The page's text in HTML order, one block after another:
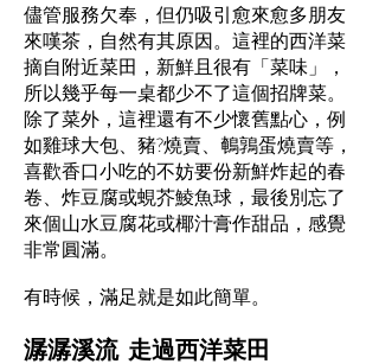
儘管服務欠奉，但仍吸引愈來愈多朋友
來嘆茶，自然有其原因。這裡的西洋菜
摘自附近菜田，新鮮且很有「菜味」，
所以幾乎每一桌都少不了這個招牌菜。
除了菜外，這裡還有不少懷舊點心，例
如雞球大包、豬?燒賣、鵪鶉蛋燒賣等，
喜歡香口小吃的不妨要份新鮮炸起的春
卷、炸豆腐或蜆芥鯪魚球，最後別忘了
來個山水豆腐花或椰汁膏作甜品，感覺
非常圓滿。
有時候，滿足就是如此簡單。
潺潺溪流 走過西洋菜田